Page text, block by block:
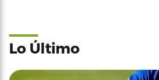
Lo Último